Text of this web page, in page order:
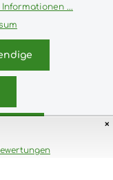
Widerrufsrecht
Informationen ...
×